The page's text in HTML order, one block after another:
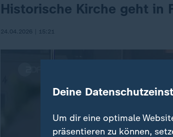
:Historische Kirche geht in
24.04.2026 | 15:21
Deine
Um dir eine optimale
präsentieren zu können,